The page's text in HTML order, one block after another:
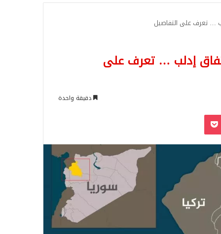
… تعرف على التفاصيل
إدلب … تعرف على
دقيقة واحدة
‫Pocket